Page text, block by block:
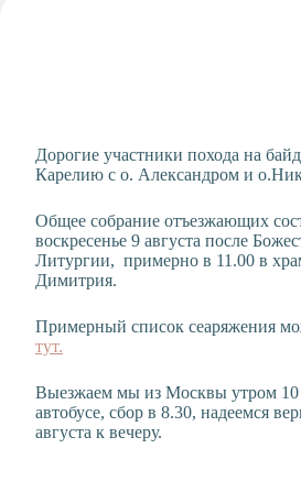
Тьюторская
Дорогие участники похода на
Карелию с о. Александром и
Общее собрание отъезжающих
воскресенье 9 августа после
Литургии, примерно в 11.00 в
Димитрия.
Примерный список сеаряжения
тут.
Выезжаем мы из Москвы утром 10
автобусе, сбор в 8.30, надеемся
августа к вечеру.